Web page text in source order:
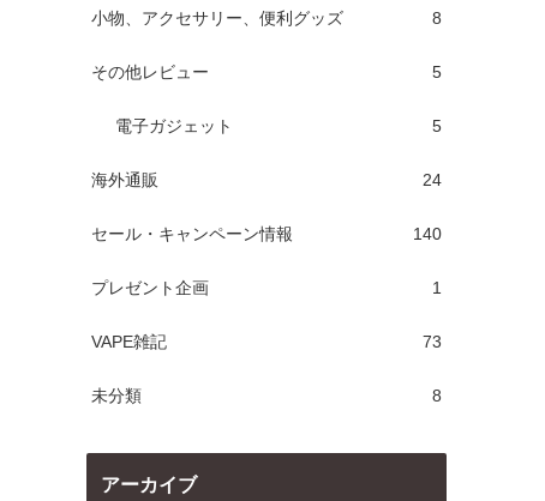
小物、アクセサリー、便利グッズ 8
その他レビュー 5
電子ガジェット 5
海外通販 24
セール・キャンペーン情報 140
プレゼント企画 1
VAPE雑記 73
未分類 8
アーカイブ